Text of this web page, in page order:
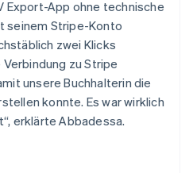
Export-App ohne technische
seinem Stripe-Konto
zwei Klicks
zu Stripe
unsere Buchhalterin die
konnte. Es war wirklich
erklärte Abbadessa.